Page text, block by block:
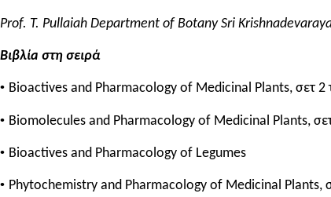
Prof. T. Pullaiah Department of Botany Sri
Βιβλίa στη σειρά
• Bioactives and Pharmacology of Medicinal Plants, σετ 2
• Biomolecules and Pharmacology of Medicinal Plants,
• Bioactives and Pharmacology of Legumes
• Phytochemistry and Pharmacology of Medicinal Plants,